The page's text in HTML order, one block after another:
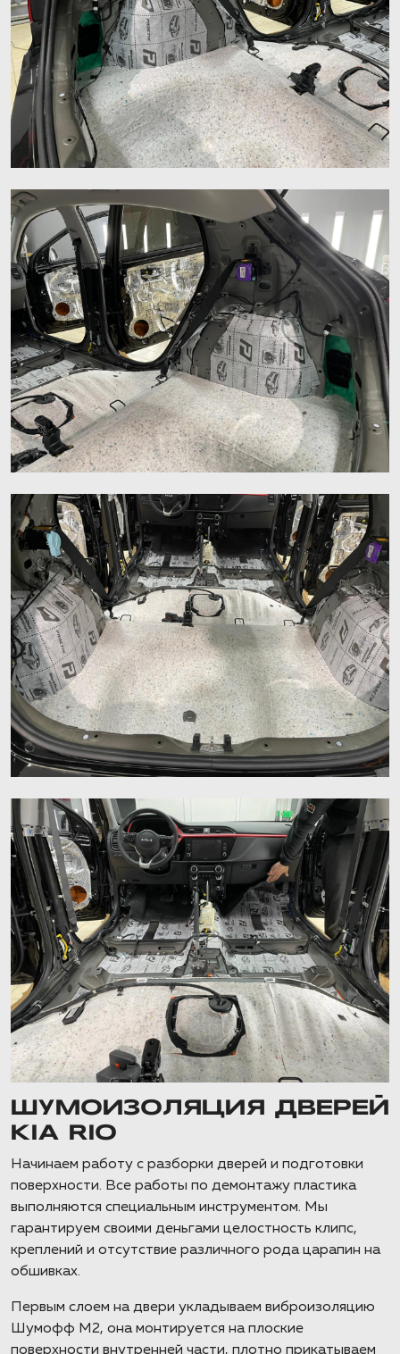
ШУМОИЗОЛЯЦИЯ ДВЕРЕЙ
KIA RIO
Начинаем работу с разборки дверей и подготовки
поверхности. Все работы по демонтажу пластика
выполняются специальным инструментом. Мы
гарантируем своими деньгами целостность клипс,
креплений и отсутствие различного рода царапин на
обшивках.
Первым слоем на двери укладываем виброизоляцию
Шумофф М2, она монтируется на плоские
поверхности внутренней части, плотно прикатываем